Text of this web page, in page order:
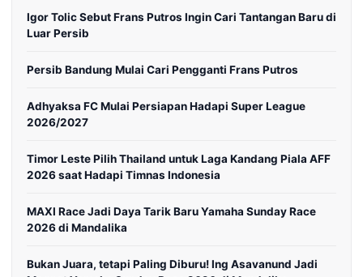
Igor Tolic Sebut Frans Putros Ingin Cari Tantangan Baru di
Luar Persib
Persib Bandung Mulai Cari Pengganti Frans Putros
Adhyaksa FC Mulai Persiapan Hadapi Super League
2026/2027
Timor Leste Pilih Thailand untuk Laga Kandang Piala AFF
2026 saat Hadapi Timnas Indonesia
MAXI Race Jadi Daya Tarik Baru Yamaha Sunday Race
2026 di Mandalika
Bukan Juara, tetapi Paling Diburu! Ing Asavanund Jadi